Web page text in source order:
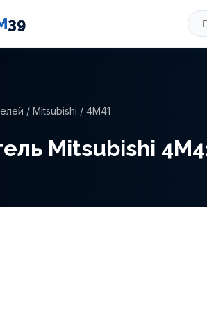
39
/ Mitsubishi / 4M41
Mitsubishi